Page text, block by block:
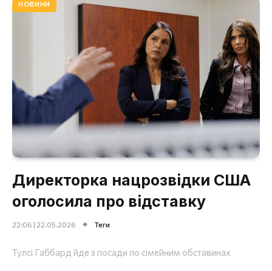
НОВИНИ
Директорка нацрозвідки США
оголосила про відставку
22:06 | 22.05.2026 Теги
Тулсі Габбард йде з посади по сімейним обставинах